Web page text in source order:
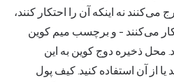
نه اینکه آن را احتکار کنند،
می‌کنند - و برچسب میم کوین
محل ذخیره دوج کوین به این
یا از آن استفاده کنید. کیف پول